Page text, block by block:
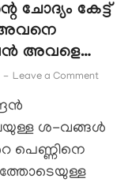
കേട്ട്
അവനെ
അവളെ…
- Leave a Comment
ശ-വങ്ങൾ